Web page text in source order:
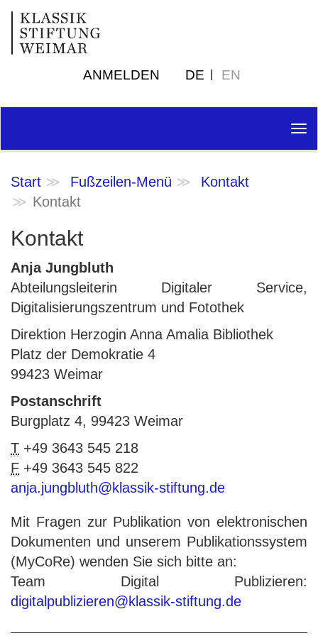
ANMELDEN DE EN
Start Fußzeilen-Menü
Kontakt
Kontakt
Kontakt
Anja Jungbluth
Abteilungsleiterin Digitaler Service,
Digitalisierungszentrum und Fotothek
Direktion Herzogin Anna Amalia Bibliothek
Platz der Demokratie 4
99423 Weimar
Postanschrift
Burgplatz 4, 99423 Weimar
T +49 3643 545 218
F +49 3643 545 822
anja.jungbluth@klassik-stiftung.de
Mit Fragen zur Publikation von elektronischen
Dokumenten und unserem Publikationssystem
(MyCoRe) wenden Sie sich bitte an:
Team Digital Publizieren:
digitalpublizieren@klassik-stiftung.de